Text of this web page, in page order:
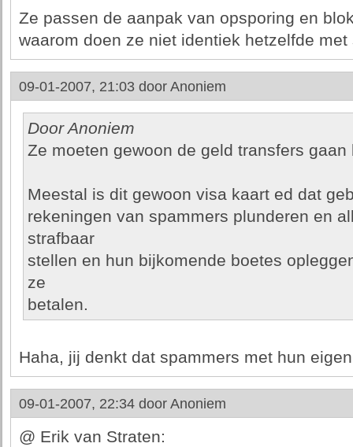
Ze passen de aanpak van opsporing en
waarom doen ze niet identiek hetzelfde met
09-01-2007, 21:03 door Anoniem
Door Anoniem
Ze moeten gewoon de geld transfers gaan
Meestal is dit gewoon visa kaart ed dat
rekeningen van spammers plunderen en
strafbaar
stellen en hun bijkomende boetes
ze
betalen.
Haha, jij denkt dat spammers met hun
09-01-2007, 22:34 door Anoniem
@ Erik van Straten: